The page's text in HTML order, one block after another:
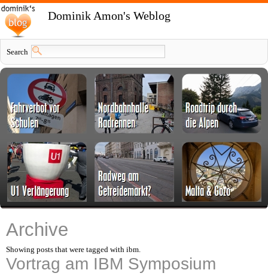
Dominik Amon's Weblog
Search
Archive
Showing posts that were tagged with ibm.
Vortrag am IBM Symposium